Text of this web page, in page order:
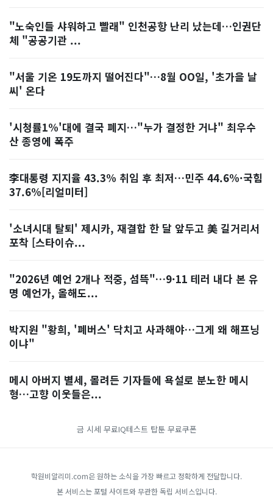
"노숙인들 샤워하고 빨래" 인천공항 난리 났는데…인권단
체 "공공기관 ...
"서울 기온 19도까지 떨어진다"…8월 OO일, '초가을 날
씨' 온다
'시청률1%'대에 결국 폐지…"누가 결정한 거냐" 최우수
산 종영에 폭주
李대통령 지지율 43.3% 취임 후 최저…민주 44.6%·국힘
37.6%[리얼미터]
'소녀시대 탈퇴' 제시카, 재결합 한 달 앞두고 美 길거리서
포착 [스타이슈...
"2026년 예언 2개나 적중, 섬뜩"…9·11 테러 내다 본 유
명 예언가, 올해도...
박지원 "황희, '폐버스' 닥치고 사과해야…그게 왜 해프닝
이냐"
메시 아버지 별세, 몰려든 기자들에 욕설로 분노한 메시
형…고향 이웃들은...
금 시세 무료IQ테스트 탑툰 무료쿠폰
학원비알리미.com은 원하는 소식을 가장 빠르고 정확하게 전달합니다.
본 서비스는 포털 사이트와 무관한 독립 서비스입니다.